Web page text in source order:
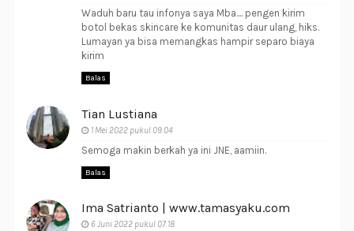
Waduh baru tau infonya saya Mba.... pengen kirim
botol bekas skincare ke komunitas daur ulang, hiks.
Lumayan ya bisa memangkas hampir separo biaya
kirim
Balas
Tian Lustiana
1 Mei 2022 pukul 09.04
Semoga makin berkah ya ini JNE, aamiin.
Balas
Ima Satrianto | www.tamasyaku.com
6 Juni 2022 pukul 07.18